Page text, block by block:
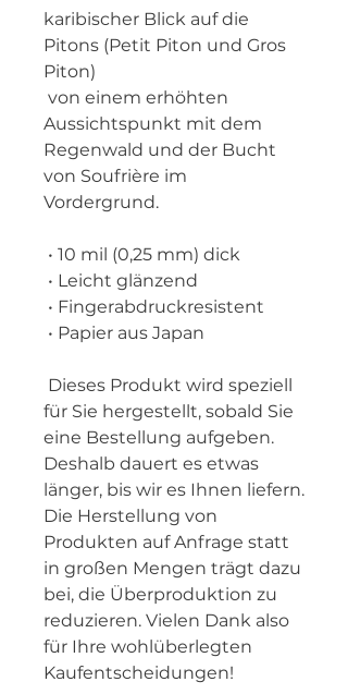
karibischer Blick auf die
Pitons (Petit Piton und Gros
Piton)
Aussichtspunkt mit dem
Regenwald und der Bucht
von Soufrière im
Vordergrund.
• 10 mil (0,25 mm) dick
• Leicht glänzend
• Fingerabdruckresistent
• Papier aus Japan
für Sie hergestellt, sobald Sie
eine Bestellung aufgeben.
Deshalb dauert es etwas
länger, bis wir es Ihnen liefern.
Die Herstellung von
Produkten auf Anfrage statt
in großen Mengen trägt dazu
bei, die Überproduktion zu
reduzieren. Vielen Dank also
für Ihre wohlüberlegten
Kaufentscheidungen!